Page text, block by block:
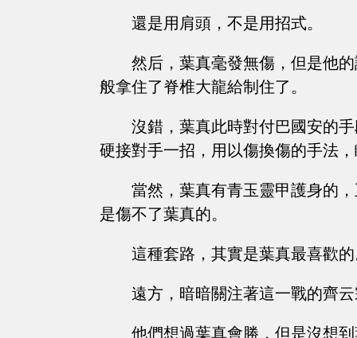
還是用肩頭，不是用招式。
然后，葉真毫發無傷，但是他
般拿住了脊椎大龍給制住了。
沒錯，葉真此時對付巴國安的
硬接對手一招，用以傷換傷的手法
當然，葉真有青玉靈甲護身的
是傷不了葉真的。
這種套路，其實是葉真最喜歡
遠方，暗暗關注著這一戰的齊
他們想過葉真會勝，但是沒想